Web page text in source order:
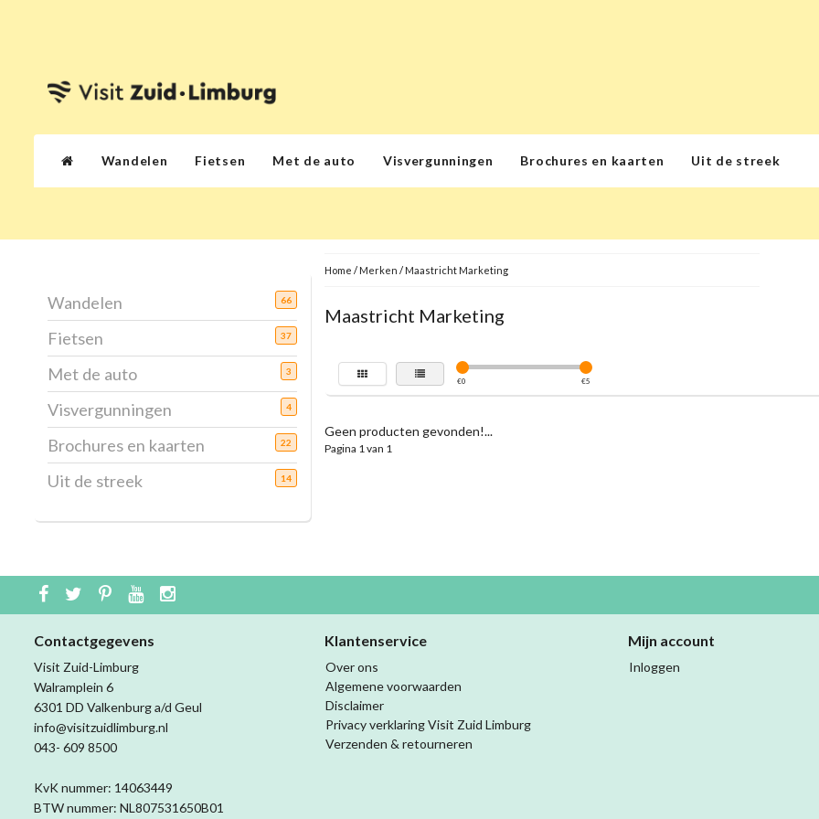
Wandelen Fietsen Met de auto Visvergunningen Brochures en kaarten Uit de streek
Wandelen 66
Fietsen 37
Met de auto 3
Visvergunningen 4
Brochures en kaarten 22
Uit de streek 14
Home / Merken / Maastricht Marketing
Maastricht Marketing
€0 €5
Geen producten gevonden!...
Pagina 1 van 1
Contactgegevens
Visit Zuid-Limburg
Walramplein 6
6301 DD Valkenburg a/d Geul
info@visitzuidlimburg.nl
043- 609 8500
KvK nummer: 14063449
BTW nummer: NL807531650B01
Klantenservice
Over ons
Algemene voorwaarden
Disclaimer
Privacy verklaring Visit Zuid Limburg
Verzenden & retourneren
Mijn account
Inloggen